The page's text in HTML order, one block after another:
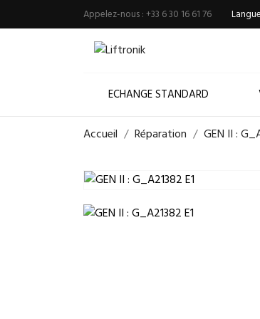
Appelez-nous :+33 6 30 16 61 76
ECHANGE STANDARD
Accueil Réparation GEN II :